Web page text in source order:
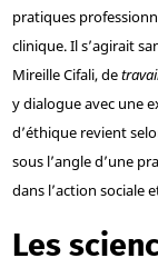
pratiques
clinique. Il s’agirait
Mireille Cifali, de
y dialogue avec une
d’éthique revient
sous l’angle d’une
dans l’action sociale
Les